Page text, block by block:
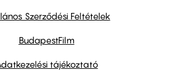
Szerződési Feltételek
BudapestFilm
tájékoztató